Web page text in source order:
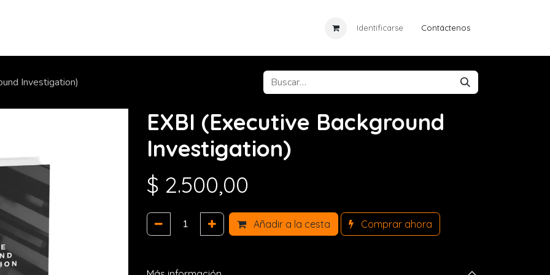
Eventos Cursos Noticias
Identificarse Contáctenos
Investigation)
EXBI (Executive Background
Investigation)
$ 2.500,00
Añadir a la cesta Comprar ahora